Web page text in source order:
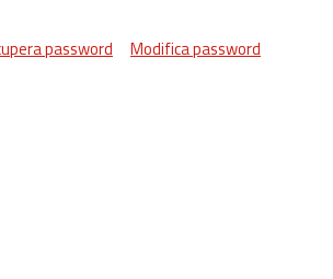
password Modifica password